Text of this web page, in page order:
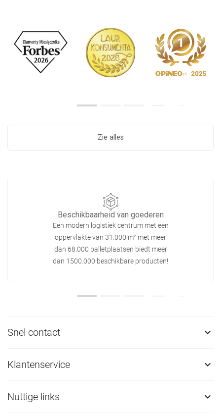
Zie alles
Beschikbaarheid van goederen
Een modern logistiek centrum met een
oppervlakte van 31.000 m² met meer
dan 68.000 palletplaatsen biedt meer
dan 1500.000 beschikbare producten!
Snel contact 
Klantenservice 
Nuttige links 